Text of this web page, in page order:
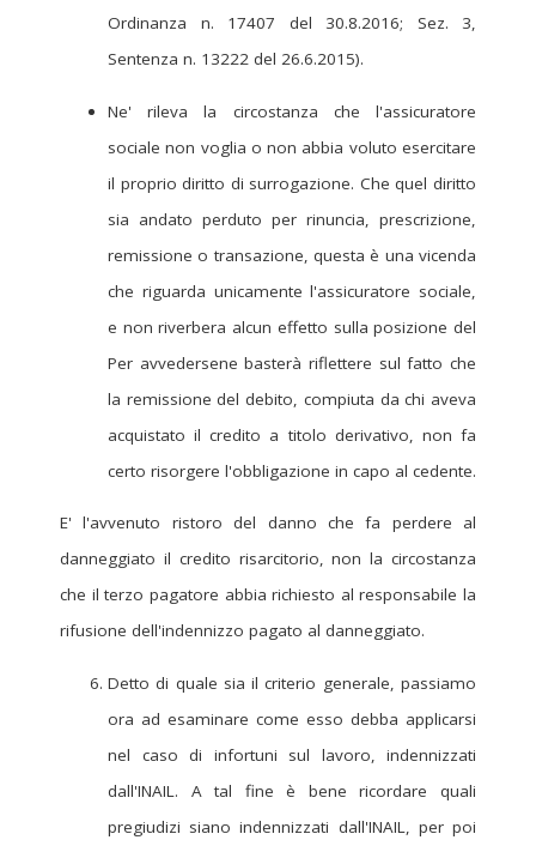
Ordinanza n. 17407 del 30.8.2016; Sez. 3,
Sentenza n. 13222 del 26.6.2015).
Ne' rileva la circostanza che l'assicuratore
sociale non voglia o non abbia voluto esercitare
il proprio diritto di surrogazione. Che quel diritto
sia andato perduto per rinuncia, prescrizione,
remissione o transazione, questa è una vicenda
che riguarda unicamente l'assicuratore sociale,
e non riverbera alcun effetto sulla posizione del
Per avvedersene basterà riflettere sul fatto che
la remissione del debito, compiuta da chi aveva
acquistato il credito a titolo derivativo, non fa
certo risorgere l'obbligazione in capo al cedente.
E' l'avvenuto ristoro del danno che fa perdere al
danneggiato il credito risarcitorio, non la circostanza
che il terzo pagatore abbia richiesto al responsabile la
rifusione dell'indennizzo pagato al danneggiato.
Detto di quale sia il criterio generale, passiamo
ora ad esaminare come esso debba applicarsi
nel caso di infortuni sul lavoro, indennizzati
dall'INAIL. A tal fine è bene ricordare quali
pregiudizi siano indennizzati dall'INAIL, per poi